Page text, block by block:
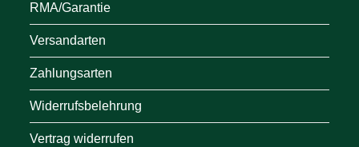
RMA/Garantie
Versandarten
Zahlungsarten
Widerrufsbelehrung
Vertrag widerrufen